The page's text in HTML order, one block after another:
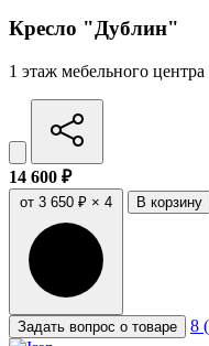
Кресло "Дублин"
1 этаж мебельного центра
14 600 ₽
от 3 650 ₽ × 4 В корзину
Задать вопрос о товаре 8